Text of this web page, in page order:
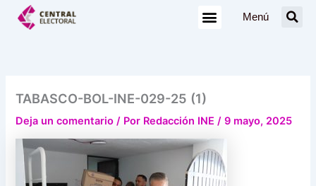
Menú
TABASCO-BOL-INE-029-25 (1)
Deja un comentario / Por Redacción INE/9 mayo, 2025